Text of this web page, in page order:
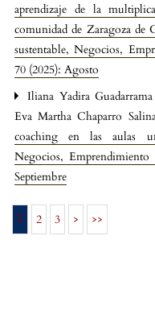
aprendizaje de la
comunidad de Zaragoza
sustentable, Negocios,
70 (2025): Agosto
Iliana Yadira
Eva Martha Chaparro
coaching en las aulas
Negocios,
Septiembre
1 2 3 > >>